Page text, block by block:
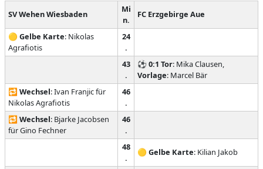
SV Wehen Wiesbaden
Mi
n.
FC Erzgebirge Aue
🟡 Gelbe Karte: Nikolas
Agrafiotis
24
.
43
.
⚽ 0:1 Tor: Mika Clausen,
Vorlage: Marcel Bär
🔁 Wechsel: Ivan Franjic für
Nikolas Agrafiotis
46
.
🔁 Wechsel: Bjarke Jacobsen
für Gino Fechner
46
.
48
.
🟡 Gelbe Karte: Kilian Jakob